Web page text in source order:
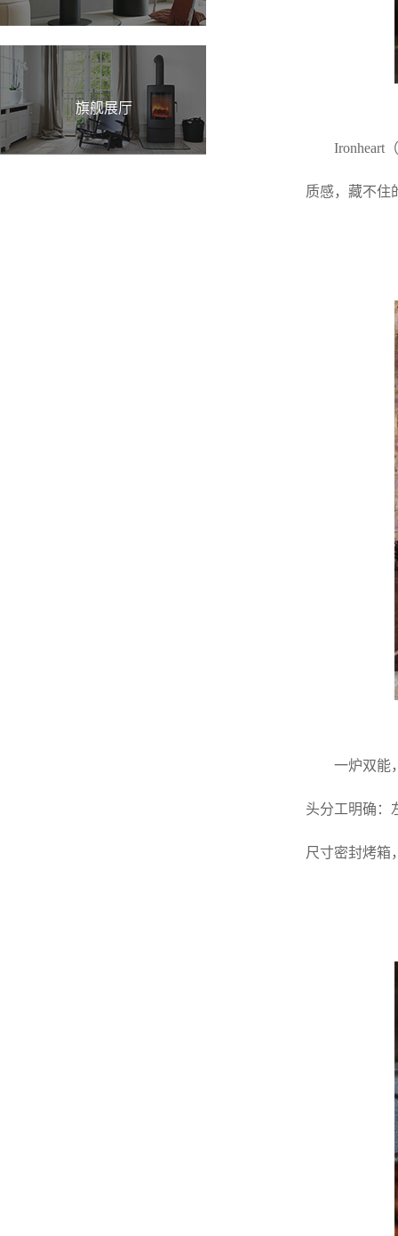
旗舰展厅
Ironheart
质感，藏不住
一炉双能
头分工明确：
尺寸密封烤箱